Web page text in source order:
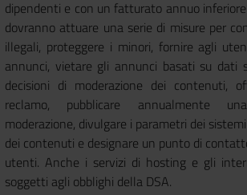
dipendenti e con un fatturato annuo
dovranno attuare una serie di misure per
illegali, proteggere i minori, fornire agli
annunci, vietare gli annunci basati su dati
decisioni di moderazione dei contenuti,
reclamo, pubblicare annualmente
moderazione, divulgare i parametri dei
dei contenuti e designare un punto di
utenti. Anche i servizi di hosting e gli
soggetti agli obblighi della DSA.